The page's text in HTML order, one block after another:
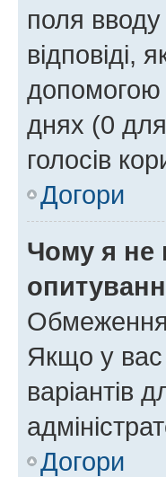
поля вводу
відповіді,
допомогою
днях (0 для
голосів
Догори
Чому я не
Обмеження
Якщо у вас
варіантів
Догори